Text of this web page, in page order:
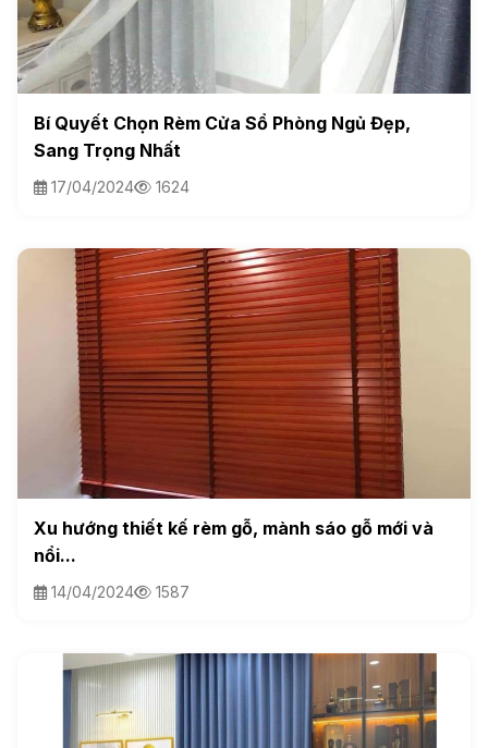
Bí Quyết Chọn Rèm Cửa Sổ Phòng Ngủ Đẹp,
Sang Trọng Nhất
17/04/2024 1624
Xu hướng thiết kế rèm gỗ, mành sáo gỗ mới và
nổi...
14/04/2024 1587